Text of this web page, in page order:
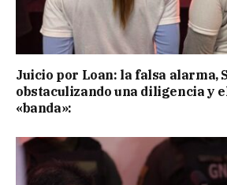
Juicio por Loan: la falsa alarma,
obstaculizando una diligencia y
«banda»: